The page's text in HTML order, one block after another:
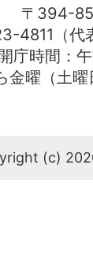
〒394-
4811（
庁時間：
金曜（土
(c)